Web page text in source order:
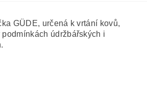
GÜDE, určená k vrtání kovů,
údržbářských i